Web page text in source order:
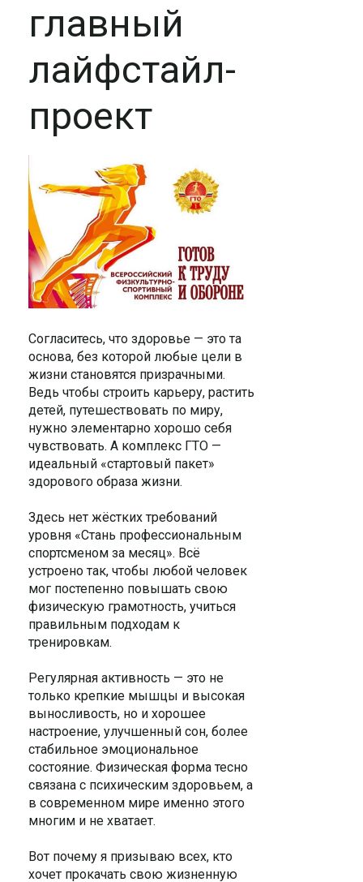
главный
лайфстайл-
проект
Согласитесь, что здоровье — это та
основа, без которой любые цели в
жизни становятся призрачными.
Ведь чтобы строить карьеру, растить
детей, путешествовать по миру,
нужно элементарно хорошо себя
чувствовать. А комплекс ГТО —
идеальный «стартовый пакет»
здорового образа жизни.
Здесь нет жёстких требований
уровня «Стань профессиональным
спортсменом за месяц». Всё
устроено так, чтобы любой человек
мог постепенно повышать свою
физическую грамотность, учиться
правильным подходам к
тренировкам.
Регулярная активность — это не
только крепкие мышцы и высокая
выносливость, но и хорошее
настроение, улучшенный сон, более
стабильное эмоциональное
состояние. Физическая форма тесно
связана с психическим здоровьем, а
в современном мире именно этого
многим и не хватает.
Вот почему я призываю всех, кто
хочет прокачать свою жизненную